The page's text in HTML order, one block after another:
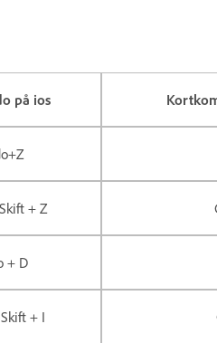
på ios
+ Z
+ D
+ I